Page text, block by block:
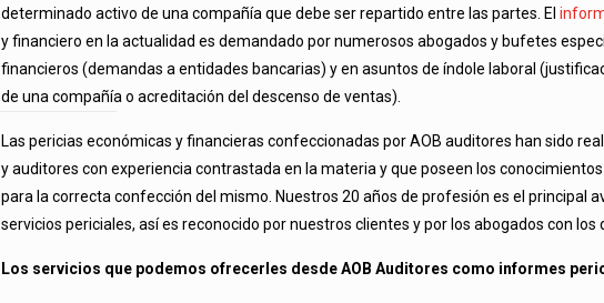
determinado activo de una compañía que debe ser repartido entre las partes. El
y financiero en la actualidad es demandado por numerosos abogados y bufetes
financieros (demandas a entidades bancarias) y en asuntos de índole laboral
de una compañía o acreditación del descenso de ventas).
Las pericias económicas y financieras confeccionadas por AOB auditores han sido
y auditores con experiencia contrastada en la materia y que poseen los
para la correcta confección del mismo. Nuestros 20 años de profesión es el principal
servicios periciales, así es reconocido por nuestros clientes y por los abogados con los
Los servicios que podemos ofrecerles desde AOB Auditores como informes